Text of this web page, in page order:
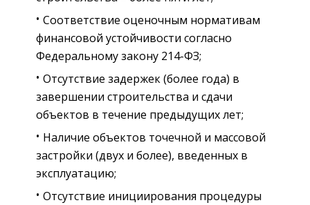
Соответствие оценочным нормативам
финансовой устойчивости согласно
Федеральному закону 214-ФЗ;
Отсутствие задержек (более года) в
завершении строительства и сдачи
объектов в течение предыдущих лет;
Наличие объектов точечной и массовой
застройки (двух и более), введенных в
эксплуатацию;
Отсутствие инициирования процедуры